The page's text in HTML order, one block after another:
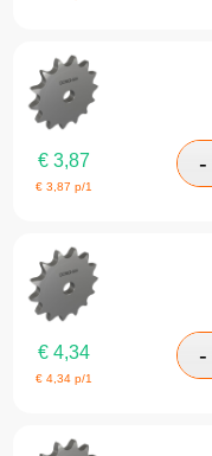
€ 3,87
€3,87 p/1
€ 4,34
€4,34 p/1